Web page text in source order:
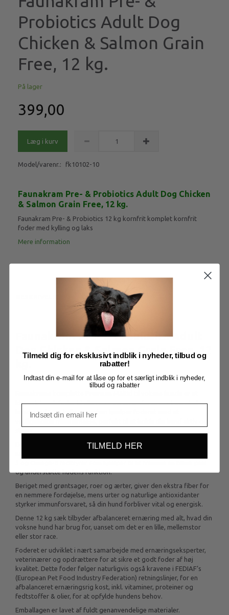
Probiotics Adult Dog
Chicken & Salmon Grain
Free, 12 kg.
På lager
399,00
Læg i kurv
Model/varenr.: fk10102-10
Faunakram Pre- & Probiotics Adult Dog Chicken
& Salmon Grain Free, 12 kg.
Faunakram Pre- & Probiotics 12 kg kornfrit komplet kornfrit
foder med kylling og laks
Mere information
Faunakram Pre- & Probiotics Adult
Dog Chicken & Salmon Grain Free, 12
klassisk hundefoder til alle racer og giver dig en mæt og glad
hund. Med 20% kyllingeprotein hjælper foderet med at
Denne kornfri opskrift fremmer fordøjelsen med tilsætning af
og understøtte hudens funktion.
Beriget med grøntsager, roer og ærter, giver den ekstra fiber for
en nemmere fordøjelse, mens urter og naturlige antioxidanter
styrker immunforsvaret, så din hund forbliver vital og energisk.
Denne 12 kg sæk tilbyder afbalanceret ernæring med alt, hvad din
voksne hund har brug for, uanset om det er en lille, mellemstor
eller stor race.
Foderet er udviklet i nært samarbejde med ernæringseksperter,
veterinærer og opdrættere for at sikre et godt foder af høj
kvalitet. Dette foder følger naturligvis også kravene i FEDIAF’s
(European Pet Food Industry Federation) retningslinjer, for en
afbalanceret ernæringsrig kost, inkl. vitaminer, proteiner og
fedtstoffer & olier, for at opfylde hundens behov.
Emballagen er lavet af fuldt genanvendelige materialer.
Tilmeld dig for eksklusivt indblik i nyheder, tilbud og
rabatter!
Indtast din e-mail for at låse op for et særligt indblik i nyheder,
tilbud og rabatter
TILMELD HER